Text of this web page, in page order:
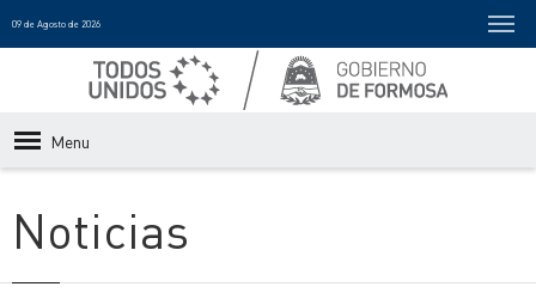
09 de Agosto de 2026
Menu
Noticias